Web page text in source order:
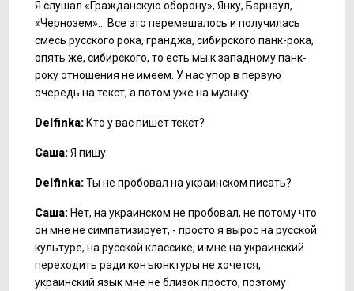
Я слушал «Гражданскую оборону», Янку, Барнаул,
«Чернозем»… Все это перемешалось и получилась
смесь русского рока, гранджа, сибирского панк-рока,
опять же, сибирского, то есть мы к западному панк-
року отношения не имеем. У нас упор в первую
очередь на текст, а потом уже на музыку.
Delfinka: Кто у вас пишет текст?
Саша:Я пишу.
Delfinka:Ты не пробовал на украинском писать?
Саша: Нет, на украинском не пробовал, не потому что
он мне не симпатизирует, - просто я вырос на русской
культуре, на русской классике, и мне на украинский
переходить ради конъюнктуры не хочется,
украинский язык мне не близок просто, поэтому